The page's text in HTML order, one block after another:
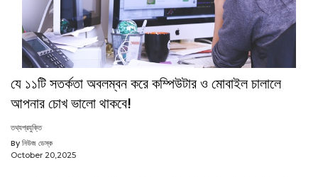
যে ১১টি সতর্কতা অবলম্বন করে কম্পিউটার ও মোবাইল চালালে
আপনার চোখ ভালো থাকবে!
তথ্যপ্রযুক্তি
By নিউজ ডেস্ক
October 20,2025